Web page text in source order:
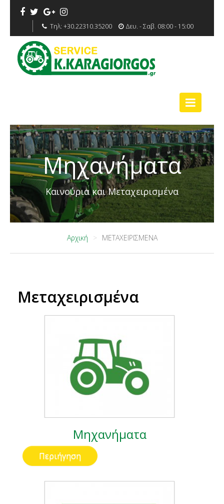
Τηλ: +30.22310.35200 Δευ. - Σαβ. 08:00 - 15:00
Μηχανήματα
Καινούρια και Μεταχειρισμένα
Αρχική ΜΕΤΑΧΕΙΡΙΣΜΕΝΑ
Μεταχειρισμένα
Μηχανήματα
Περιήγηση